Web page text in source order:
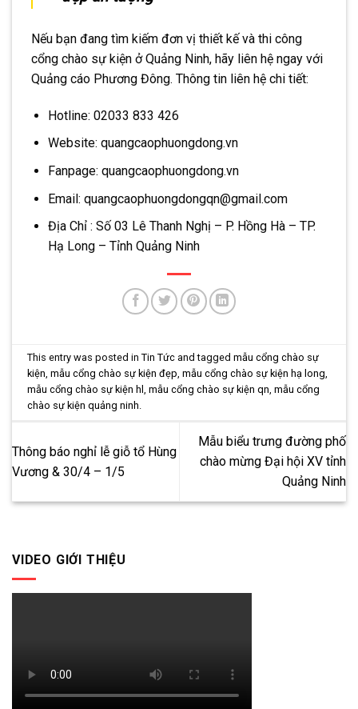
Nếu bạn đang tìm kiếm đơn vị thiết kế và thi công
cổng chào sự kiện ở Quảng Ninh, hãy liên hệ ngay với
Quảng cáo Phương Đông. Thông tin liên hệ chi tiết:
Hotline: 02033 833 426
Website: quangcaophuongdong.vn
Fanpage: quangcaophuongdong.vn
Email: quangcaophuongdongqn@gmail.com
Địa Chỉ : Số 03 Lê Thanh Nghị – P. Hồng Hà – TP.
Hạ Long – Tỉnh Quảng Ninh
This entry was posted inTin Tức and taggedmẫu cổng chào sự
kiện,mẫu cổng chào sự kiện đẹp,mẫu cổng chào sự kiện hạ long,
mẫu cổng chào sự kiện hl,mẫu cổng chào sự kiện qn,mẫu cổng
chào sự kiện quảng ninh.
Thông báo nghỉ lễ giỗ tổ Hùng
Vương & 30/4 – 1/5
Mẫu biểu trưng đường phố
chào mừng Đại hội XV tỉnh
Quảng Ninh
VIDEO GIỚI THIỆU